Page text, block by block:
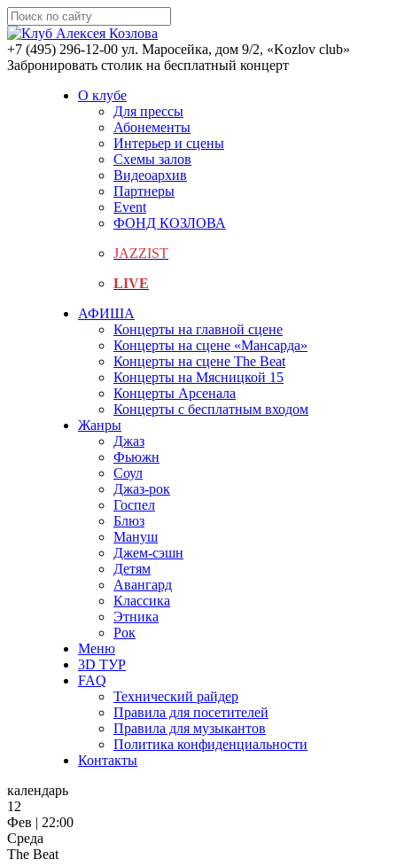
+7 (495) 296-12-00 ул. Маросейка, дом 9/2, «Kozlov club»
Забронировать столик на бесплатный концерт
О клубе
Для прессы
Абонементы
Интерьер и сцены
Схемы залов
Видеоархив
Партнеры
Event
ФОНД КОЗЛОВА
JAZZIST
LIVE
АФИША
Концерты на главной сцене
Концерты на сцене «Мансарда»
Концерты на сцене The Beat
Концерты на Мясницкой 15
Концерты Арсенала
Концерты с бесплатным входом
Жанры
Джаз
Фьюжн
Соул
Джаз-рок
Госпел
Блюз
Мануш
Джем-сэшн
Детям
Авангард
Классика
Этника
Рок
Меню
3D ТУР
FAQ
Технический райдер
Правила для посетителей
Правила для музыкантов
Политика конфиденциальности
Контакты
календарь
12
Фев | 22:00
Среда
The Beat